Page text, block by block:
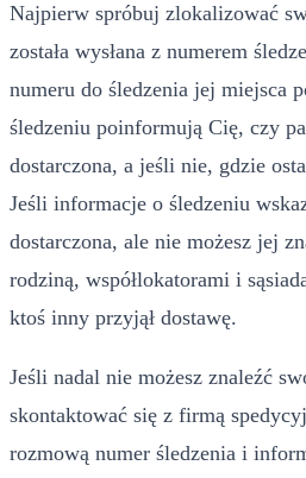
Najpierw spróbuj zlokalizować
została wysłana z numerem
numeru do śledzenia jej miejsca
śledzeniu poinformują Cię, czy
dostarczona, a jeśli nie, gdzie
Jeśli informacje o śledzeniu
dostarczona, ale nie możesz jej
rodziną, współlokatorami i
ktoś inny przyjął dostawę.
Jeśli nadal nie możesz znaleźć
skontaktować się z firmą
rozmową numer śledzenia i